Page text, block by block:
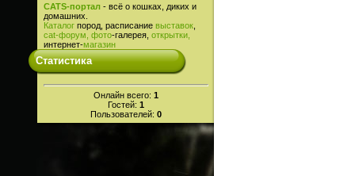
CATS-портал - всё о кошках, диких и
домашних.
Каталог пород, расписание выставок
cat-форум, фото-галерея, открытки,
интернет-магазин
Статистика
Онлайн всего: 1
Гостей: 1
Пользователей: 0